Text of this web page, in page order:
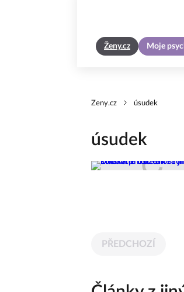
Ženy.cz Moje
Zeny.cz úsudek
úsudek
PŘEDCHOZÍ